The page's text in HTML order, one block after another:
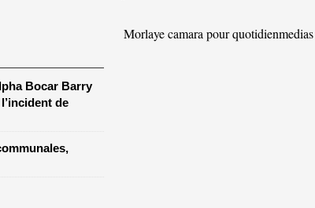
Bocar Barry
de
Morlaye camara pour quotidienmedias